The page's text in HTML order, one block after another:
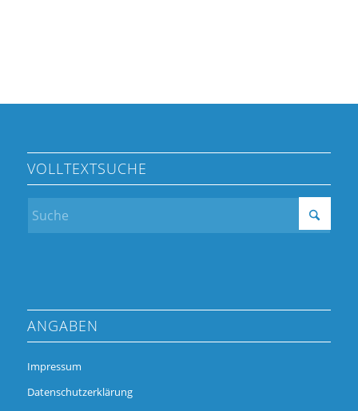
VOLLTEXTSUCHE
ANGABEN
Impressum
Datenschutzerklärung